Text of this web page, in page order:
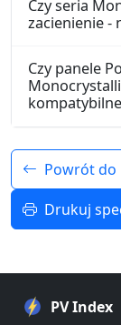
Czy seria
zacienienie -
Czy panele
Powrót do
Drukuj
PV Index